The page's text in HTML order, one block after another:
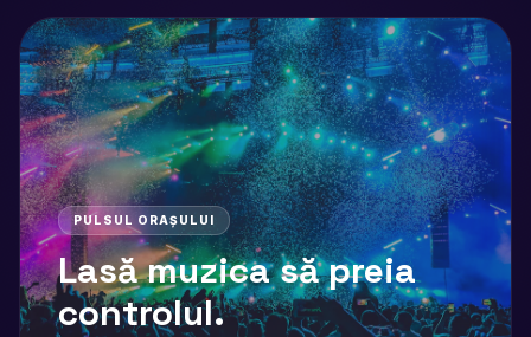
PULSUL ORAȘULUI
Lasă muzica să preia
controlul.